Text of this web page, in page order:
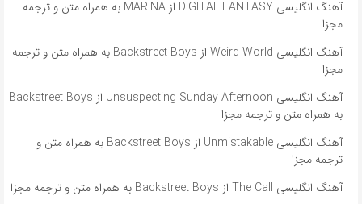
آهنگ انگلیسی DIGITAL FANTASY از MARINA به همراه متن و ترجمه
مجزا
آهنگ انگلیسی Weird World از Backstreet Boys به همراه متن و ترجمه
مجزا
آهنگ انگلیسی Unsuspecting Sunday Afternoon از Backstreet Boys
به همراه متن و ترجمه مجزا
آهنگ انگلیسی Unmistakable از Backstreet Boys به همراه متن و
ترجمه مجزا
آهنگ انگلیسی The Call از Backstreet Boys به همراه متن و ترجمه مجزا